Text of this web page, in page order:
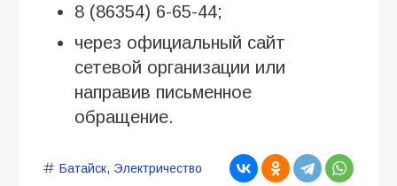
8 (86354) 6-65-44;
через официальный сайт
сетевой организации или
направив письменное
обращение.
Батайск, Электричество